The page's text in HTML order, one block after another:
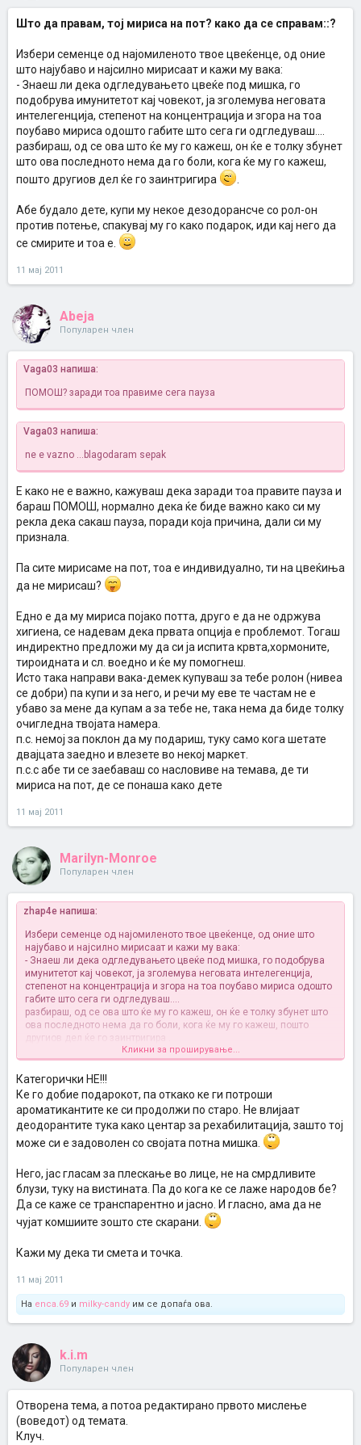
Што да правам, тој мириса на пот? како да се справам::?
Избери семенце од најомиленото твое цвеќенце, од оние
што најубаво и најсилно мирисаат и кажи му вака:
- Знаеш ли дека одгледувањето цвеќе под мишка, го
подобрува имунитетот кај човекот, ја зголемува неговата
интелегенција, степенот на концентрација и згора на тоа
поубаво мириса одошто габите што сега ги одгледуваш....
разбираш, од се ова што ќе му го кажеш, он ќе е толку збунет
што ова последното нема да го боли, кога ќе му го кажеш,
пошто другиов дел ќе го заинтригира
Абе будало дете, купи му некое дезодорансче со рол-он
против потење, спакувај му го како подарок, иди кај него да
се смирите и тоа е.
11 мај 2011
Abeja
Популарен член
Vaga03 напиша:
ПОМОШ? заради тоа правиме сега пауза
Vaga03 напиша:
ne e vazno ...blagodaram sepak
Е како не е важно, кажуваш дека заради тоа правите пауза и
бараш ПОМОШ, нормално дека ќе биде важно како си му
рекла дека сакаш пауза, поради која причина, дали си му
признала.
Па сите мирисаме на пот, тоа е индивидуално, ти на цвеќиња
да не мирисаш?
Едно е да му мириса појако потта, друго е да не одржува
хигиена, се надевам дека првата опција е проблемот. Тогаш
индиректно предложи му да си ја испита крвта,хормоните,
тироидната и сл. воедно и ќе му помогнеш.
Исто така направи вака-демек купуваш за тебе ролон (нивеа
се добри) па купи и за него, и речи му еве те частам не е
убаво за мене да купам а за тебе не, така нема да биде толку
очигледна твојата намера.
п.с. немој за поклон да му подариш, туку само кога шетате
двајцата заедно и влезете во некој маркет.
п.с.с абе ти се заебаваш со насловиве на темава, де ти
мириса на пот, де се понаша како дете
11 мај 2011
Marilyn-Monroe
Популарен член
zhap4e напиша:
Избери семенце од најомиленото твое цвеќенце, од оние што
најубаво и најсилно мирисаат и кажи му вака:
- Знаеш ли дека одгледувањето цвеќе под мишка, го подобрува
имунитетот кај човекот, ја зголемува неговата интелегенција,
степенот на концентрација и згора на тоа поубаво мириса одошто
габите што сега ги одгледуваш....
разбираш, од се ова што ќе му го кажеш, он ќе е толку збунет што
ова последното нема да го боли, кога ќе му го кажеш, пошто
другиов дел ќе го заинтригира
Абе будало дете, купи му некое дезодорансче со рол-он против
потење, спакувај му го како подарок, иди кај него да се смирите и
тоа е.
Кликни за проширување...
Категорички НЕ!!!
Ке го добие подарокот, па откако ке ги потроши
ароматикантите ке си продолжи по старо. Не влијаат
деодорантите тука како центар за рехабилитација, зашто тој
може си е задоволен со својата потна мишка.
Него, јас гласам за плескање во лице, не на смрдливите
блузи, туку на вистината. Па до кога ке се лаже народов бе?
Да се каже се транспарентно и јасно. И гласно, ама да не
чујат комшиите зошто сте скарани.
Кажи му дека ти смета и точка.
11 мај 2011
На enca.69 и milky-candy им се допаѓа ова.
k.i.m
Популарен член
Отворена тема, а потоа редактирано првото мислење
(воведот) од темата.
Клуч.